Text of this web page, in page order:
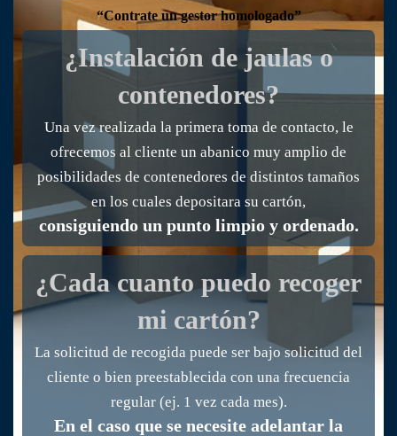
“Contrate un gestor homologado”
¿Instalación de jaulas o
contenedores?
Una vez realizada la primera toma de contacto, le
ofrecemos al cliente un abanico muy amplio de
posibilidades de contenedores de distintos tamaños
en los cuales depositara su cartón,
consiguiendo un punto limpio y ordenado.
¿Cada cuanto puedo recoger
mi cartón?
La solicitud de recogida puede ser bajo solicitud del
cliente o bien preestablecida con una frecuencia
regular (ej. 1 vez cada mes).
En el caso que se necesite adelantar la